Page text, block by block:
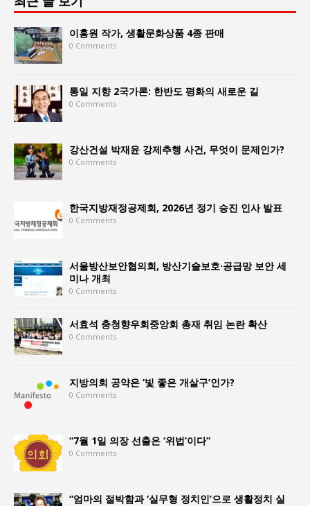
이홍원 작가, 생활문화상품 4종 판매
0 Comments
통일 지향 2국가론: 한반도 평화의 새로운 길
0 Comments
강산건설 박재윤 강제추행 사건, 무엇이 문제인가?
0 Comments
한국지방재정공제회, 2026년 정기 승진 인사 발표
0 Comments
서울방산보안협의회, 방산기술보호·공급망 보안 세
미나 개최
0 Comments
서효석 충청향우회중앙회 총재 취임 논란 확산
0 Comments
지방의회 공약은 ‘빛 좋은 개살구’인가?
0 Comments
“7월 1일 의장 선출은 ‘위법’이다”
0 Comments
“엄마의 절박함과 ‘실무형 정치인’으로 생활정치 실